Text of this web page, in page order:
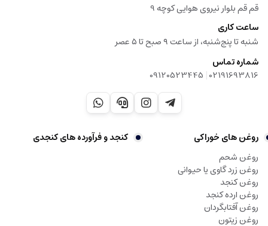
قم قم بلوار نیروی هوایی کوچه 9
ساعت کاری
شنبه تا پنج‌شنبه، از ساعت ۹ صبح تا ۵ عصر
شماره تماس
02191693816
|
09120523445
روغن های خوراکی
روغن شحم
روغن زرد گاوی یا حیوانی
روغن کنجد
روغن ارده کنجد
روغن آفتابگردان
روغن زیتون
کنجد و فرآورده های کنجدی